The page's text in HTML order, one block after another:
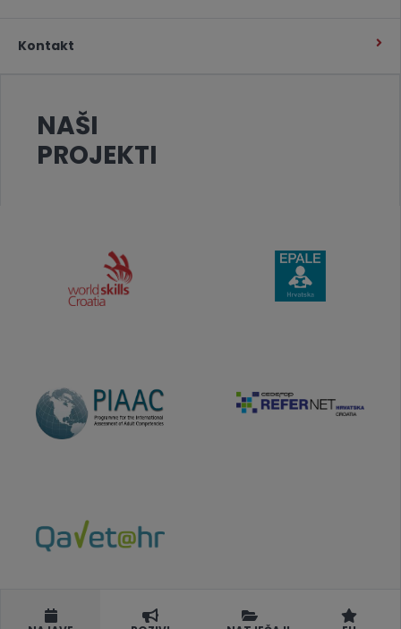
Kontakt
NAŠI
PROJEKTI